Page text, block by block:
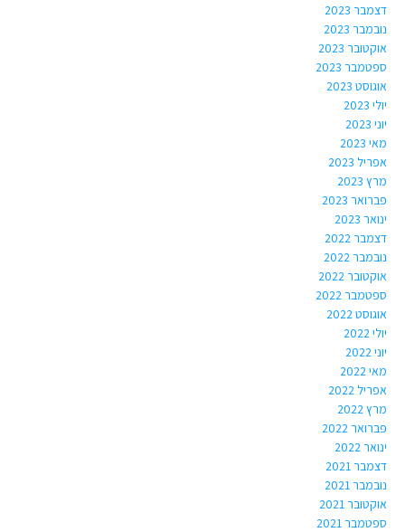
דצמבר 2023
נובמבר 2023
אוקטובר 2023
ספטמבר 2023
אוגוסט 2023
יולי 2023
יוני 2023
מאי 2023
אפריל 2023
מרץ 2023
פברואר 2023
ינואר 2023
דצמבר 2022
נובמבר 2022
אוקטובר 2022
ספטמבר 2022
אוגוסט 2022
יולי 2022
יוני 2022
מאי 2022
אפריל 2022
מרץ 2022
פברואר 2022
ינואר 2022
דצמבר 2021
נובמבר 2021
אוקטובר 2021
ספטמבר 2021